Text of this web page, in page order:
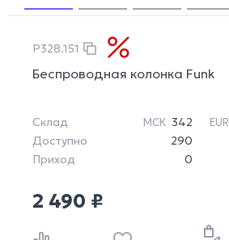
P328.151
Беспроводная колонка Funk
Склад МСК 342 EUR
Доступно
290
Приход
0
2 490 ₽